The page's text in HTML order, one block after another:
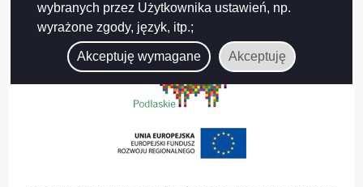
wybranych przez Użytkownika ustawień, np.
wyrażone zgody, język, itp.;
Akceptuję wymagane Akceptuję